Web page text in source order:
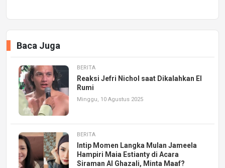
Baca Juga
BERITA
Reaksi Jefri Nichol saat Dikalahkan El
Rumi
Minggu, 10 Agustus 2025
BERITA
Intip Momen Langka Mulan Jameela
Hampiri Maia Estianty di Acara
Siraman Al Ghazali, Minta Maaf?